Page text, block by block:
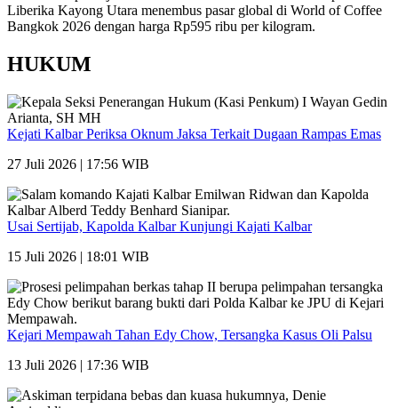
Liberika Kayong Utara menembus pasar global di World of Coffee
Bangkok 2026 dengan harga Rp595 ribu per kilogram.
HUKUM
Kejati Kalbar Periksa Oknum Jaksa Terkait Dugaan Rampas Emas
27 Juli 2026 | 17:56 WIB
Usai Sertijab, Kapolda Kalbar Kunjungi Kajati Kalbar
15 Juli 2026 | 18:01 WIB
Kejari Mempawah Tahan Edy Chow, Tersangka Kasus Oli Palsu
13 Juli 2026 | 17:36 WIB